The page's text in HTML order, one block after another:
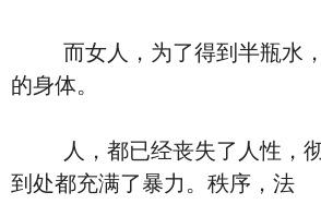
而女人，为了得到半瓶水，
的身体。
人，都已经丧失了人性，彻
到处都充满了暴力。秩序，法